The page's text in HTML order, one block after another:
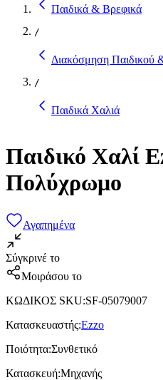
Παιδικά & Βρεφικά
/
Διακόσμηση Παιδικού
/
Παιδικά Χαλιά
Παιδικό Χαλί
Πολύχρωμο
Αγαπημένα
Σύγκρινέ το
Μοιράσου το
ΚΩΔΙΚΟΣ SKU:SF-05079007
Κατασκευαστής:Ezzo
Ποιότητα:Συνθετικό
Κατασκευή:Μηχανής